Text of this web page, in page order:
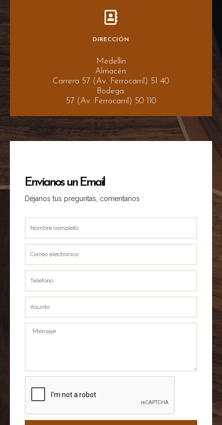
DIRECCIÓN
Medellín
Almacén:
Carrera 57 (Av. Ferrocarril) 51 40
Bodega:
57 (Av. Ferrocarril) 50 110
Envíanos un Email
Déjanos tus preguntas, comentarios
Mensaje